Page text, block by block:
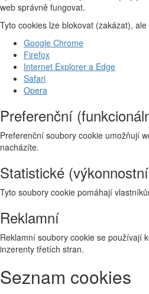
web správně fungovat.
Tyto cookies lze blokovat (zakázat),
Google Chrome
Firefox
Internet Explorer a Edge
Safari
Opera
Preferenční
Preferenční soubory cookie umožňují
nacházíte.
Statistické
Tyto soubory cookie pomáhají
Reklamní
Reklamní soubory cookie se používají
inzerenty třetích stran.
Seznam cookies